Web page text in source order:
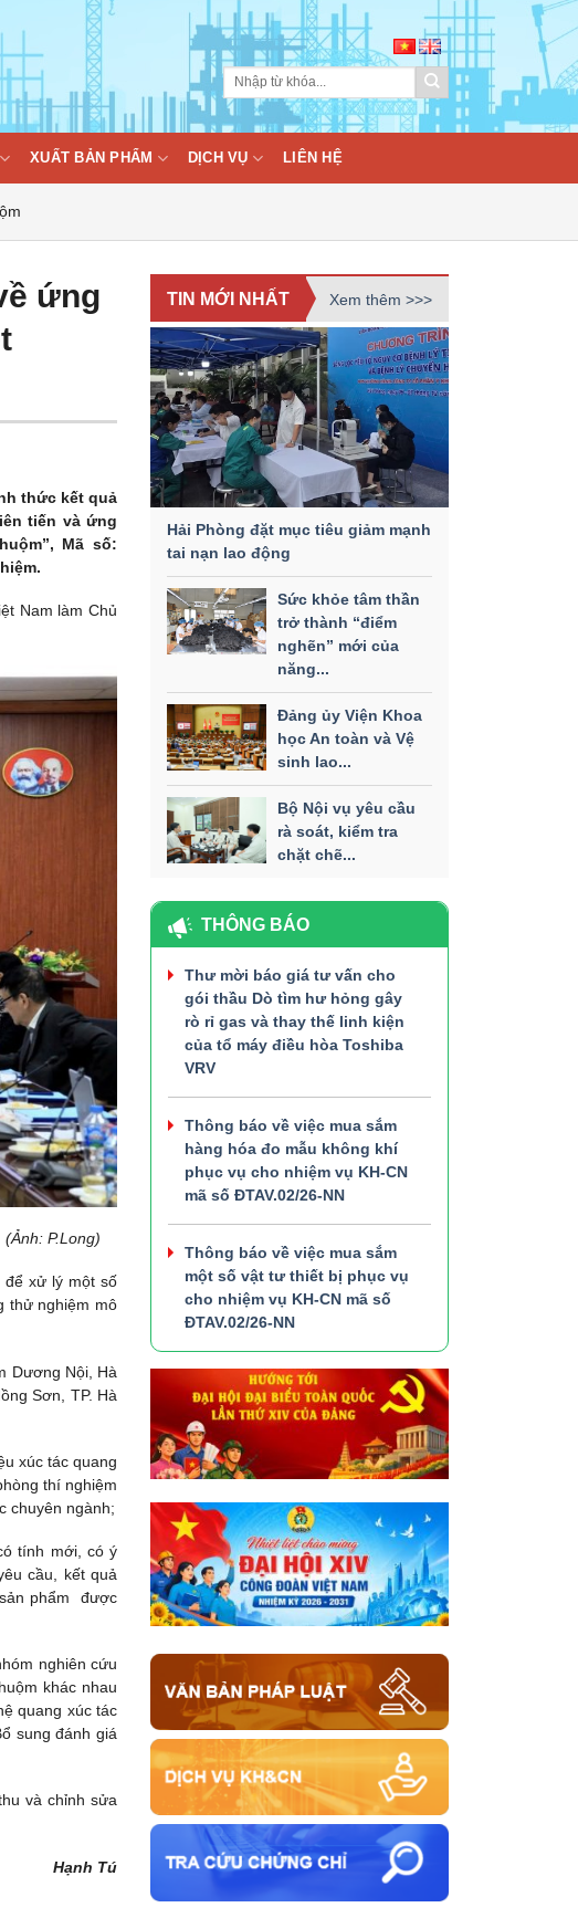
XUẤT BẢN PHẨM DỊCH VỤ LIÊN HỆ
ứng
thức kết quả
tiến và ứng
Mã số:
Nam làm Chủ
P.Long)
để xử lý một số
thử nghiệm mô
Dương Nội, Hà
Sơn, TP. Hà
xúc tác quang
thí nghiệm
chuyên ngành;
tính mới, có ý
cầu, kết quả
phẩm được
nghiên cứu
khác nhau
quang xúc tác
sung đánh giá
và chỉnh sửa
Hạnh Tú
TIN MỚI NHẤT Xem thêm >>>
Hải Phòng đặt mục tiêu giảm mạnh
tai nạn lao động
Sức khỏe tâm thần
trở thành “điểm
nghẽn” mới của
năng...
Đảng ủy Viện Khoa
học An toàn và Vệ
sinh lao...
Bộ Nội vụ yêu cầu
rà soát, kiểm tra
chặt chẽ...
THÔNG BÁO
Thư mời báo giá tư vấn cho
gói thầu Dò tìm hư hỏng gây
rò rỉ gas và thay thế linh kiện
của tổ máy điều hòa Toshiba
VRV
Thông báo về việc mua sắm
hàng hóa đo mẫu không khí
phục vụ cho nhiệm vụ KH-CN
mã số ĐTAV.02/26-NN
Thông báo về việc mua sắm
một số vật tư thiết bị phục vụ
cho nhiệm vụ KH-CN mã số
ĐTAV.02/26-NN